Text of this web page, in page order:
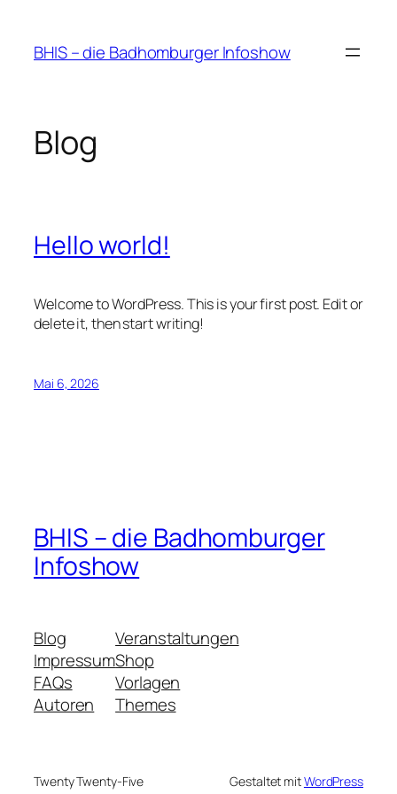
springen
BHIS – die Badhomburger Infoshow
Blog
Hello world!
Welcome to WordPress. This is your first post. Edit or
delete it, then start writing!
Mai 6, 2026
BHIS – die Badhomburger
Infoshow
Blog
Impressum
FAQs
Autoren
Veranstaltungen
Shop
Vorlagen
Themes
Twenty Twenty-Five Gestaltet mitWordPress